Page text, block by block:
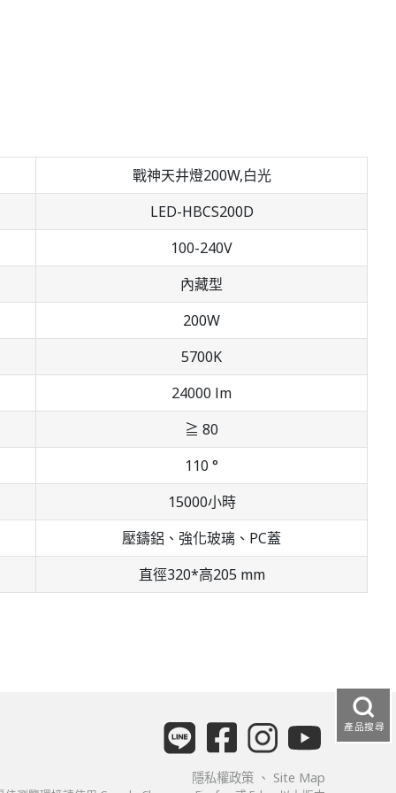
戰神天井燈200W,白光
LED-HBCS200D
100-240V
內藏型
200W
5700K
24000 lm
≧ 80
110 °
15000小時
壓鑄鋁、強化玻璃、PC蓋
直徑320*高205 mm
隱私權政策 、 Site Map
產品搜尋